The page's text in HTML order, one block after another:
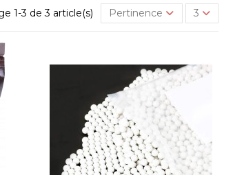
1-3 de 3 article(s) Pertinence 3